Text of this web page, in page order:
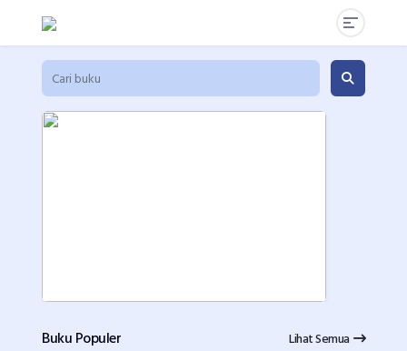
Buku Populer Lihat Semua